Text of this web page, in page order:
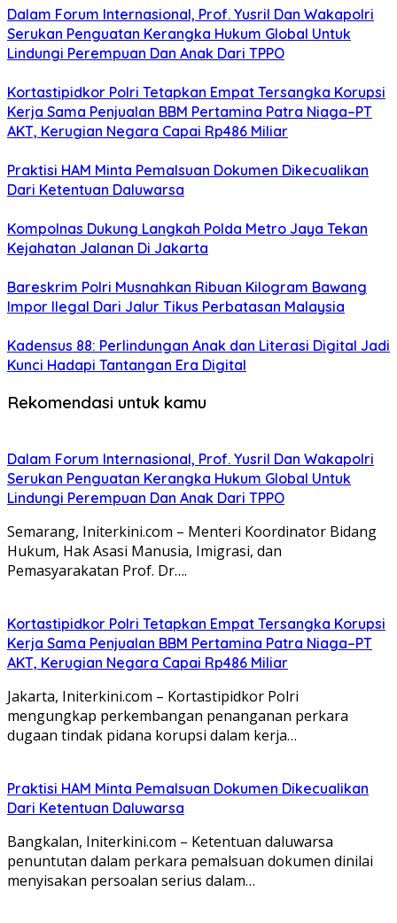
Dalam Forum Internasional, Prof. Yusril Dan Wakapolri
Serukan Penguatan Kerangka Hukum Global Untuk
Lindungi Perempuan Dan Anak Dari TPPO
Kortastipidkor Polri Tetapkan Empat Tersangka Korupsi
Kerja Sama Penjualan BBM Pertamina Patra Niaga–PT
AKT, Kerugian Negara Capai Rp486 Miliar
Praktisi HAM Minta Pemalsuan Dokumen Dikecualikan
Dari Ketentuan Daluwarsa
Kompolnas Dukung Langkah Polda Metro Jaya Tekan
Kejahatan Jalanan Di Jakarta
Bareskrim Polri Musnahkan Ribuan Kilogram Bawang
Impor Ilegal Dari Jalur Tikus Perbatasan Malaysia
Kadensus 88: Perlindungan Anak dan Literasi Digital Jadi
Kunci Hadapi Tantangan Era Digital
Rekomendasi untuk kamu
Dalam Forum Internasional, Prof. Yusril Dan Wakapolri
Serukan Penguatan Kerangka Hukum Global Untuk
Lindungi Perempuan Dan Anak Dari TPPO
Semarang, Initerkini.com – Menteri Koordinator Bidang
Hukum, Hak Asasi Manusia, Imigrasi, dan
Pemasyarakatan Prof. Dr….
Kortastipidkor Polri Tetapkan Empat Tersangka Korupsi
Kerja Sama Penjualan BBM Pertamina Patra Niaga–PT
AKT, Kerugian Negara Capai Rp486 Miliar
Jakarta, Initerkini.com – Kortastipidkor Polri
mengungkap perkembangan penanganan perkara
dugaan tindak pidana korupsi dalam kerja…
Praktisi HAM Minta Pemalsuan Dokumen Dikecualikan
Dari Ketentuan Daluwarsa
Bangkalan, Initerkini.com – Ketentuan daluwarsa
penuntutan dalam perkara pemalsuan dokumen dinilai
menyisakan persoalan serius dalam…